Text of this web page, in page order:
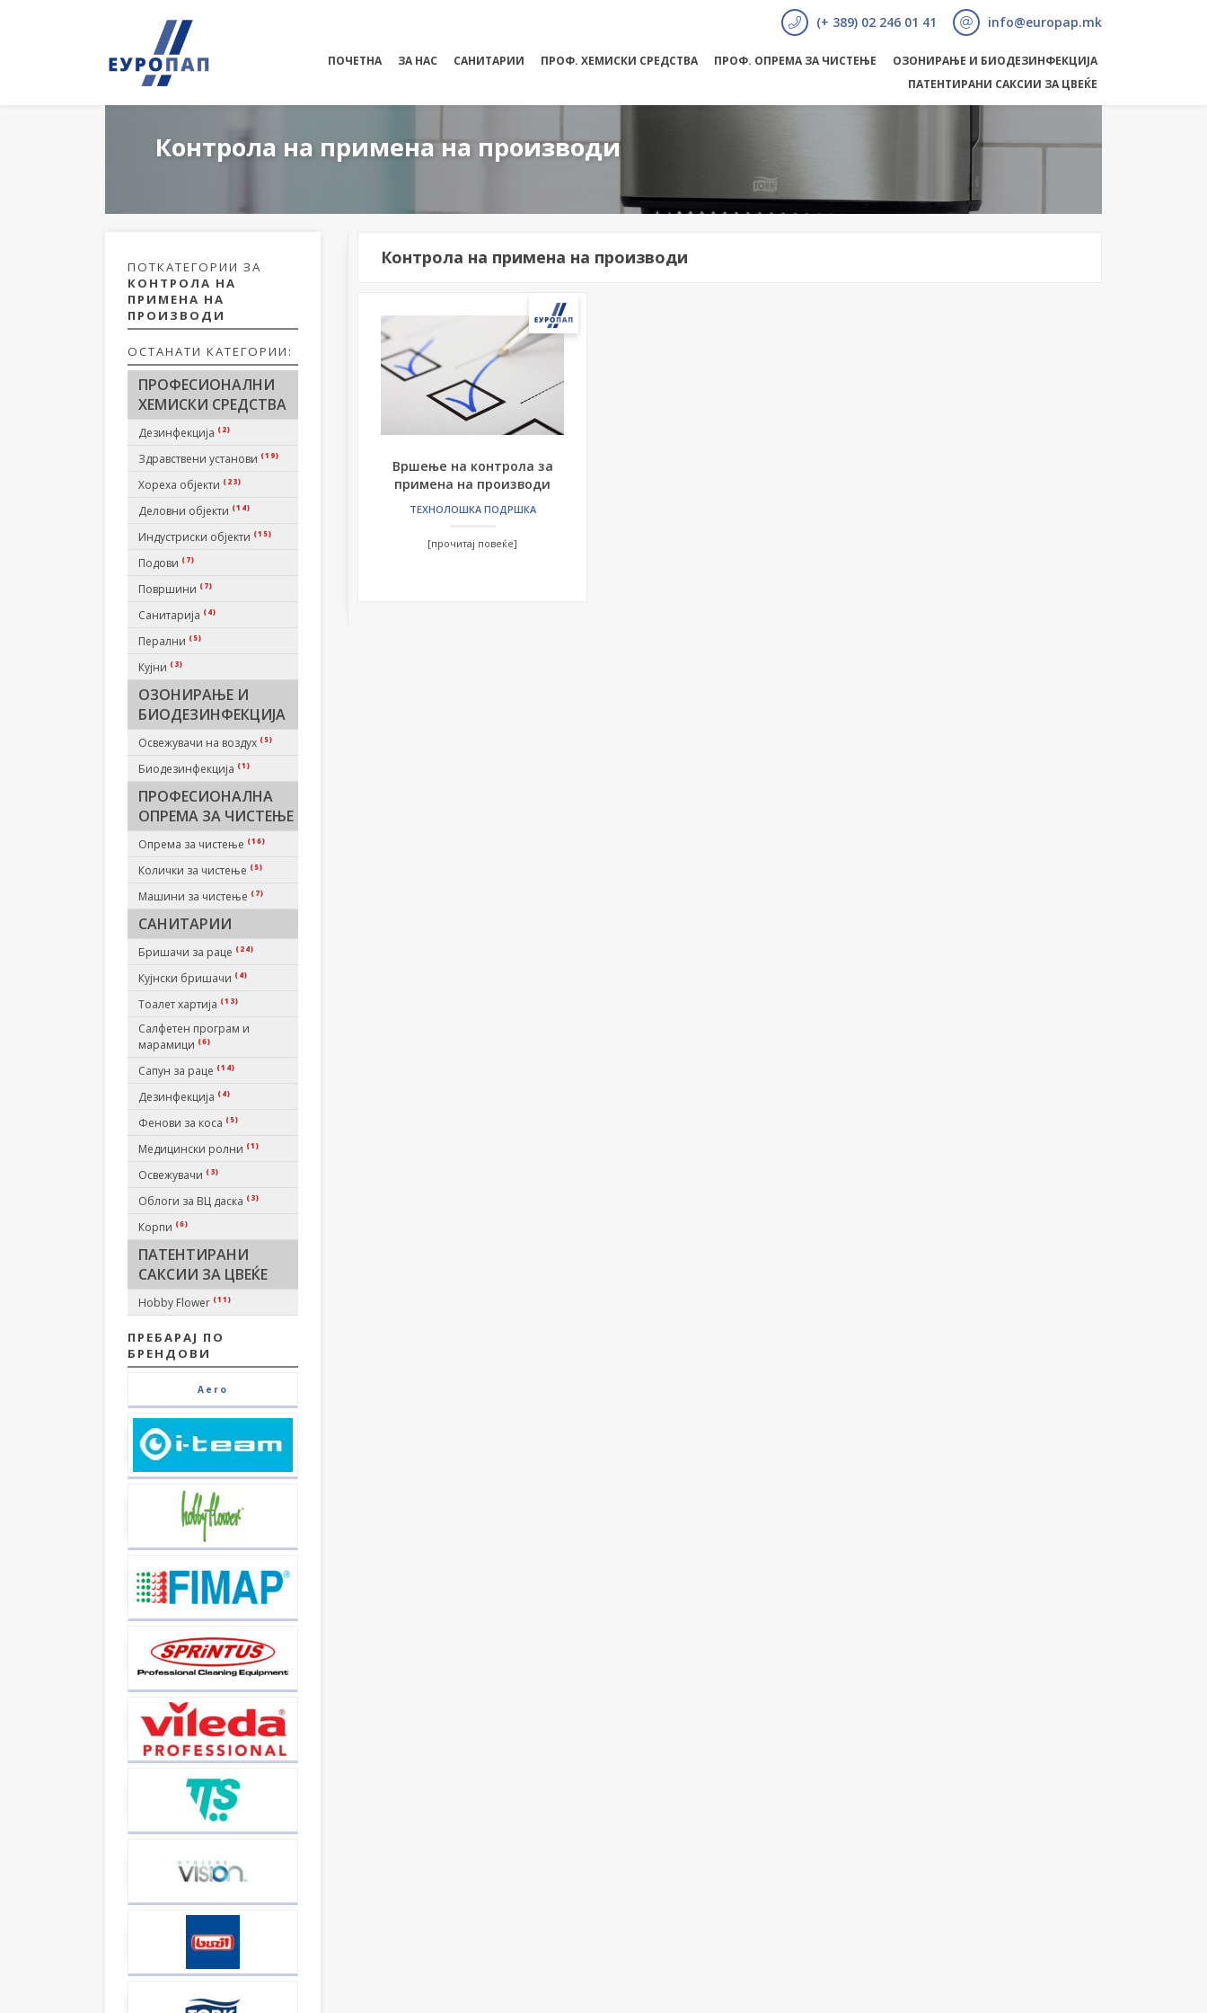
(+ 389) 02 246 01 41 info@europap.mk
ПОЧЕТНА ЗА НАС САНИТАРИИ ПРОФ. ХЕМИСКИ СРЕДСТВА ПРОФ. ОПРЕМА ЗА ЧИСТЕЊЕ
ОЗОНИРАЊЕ И БИОДЕЗИНФЕКЦИЈА
ПАТЕНТИРАНИ САКСИИ ЗА ЦВЕЌЕ
Контрола на примена на производи
ПОТКАТЕГОРИИ ЗА
КОНТРОЛА НА
ПРИМЕНА НА
ПРОИЗВОДИ
ОСТАНАТИ КАТЕГОРИИ:
ПРОФЕСИОНАЛНИ
ХЕМИСКИ СРЕДСТВА
Дезинфекција (2)
Здравствени установи (19)
Хореха објекти (23)
Деловни објекти (14)
Индустриски објекти (15)
Подови (7)
Површини (7)
Санитарија (4)
Перални (5)
Кујни (3)
ОЗОНИРАЊЕ И
БИОДЕЗИНФЕКЦИЈА
Освежувачи на воздух (5)
Биодезинфекција (1)
ПРОФЕСИОНАЛНА
ОПРЕМА ЗА ЧИСТЕЊЕ
Опрема за чистење (16)
Колички за чистење (5)
Машини за чистење (7)
САНИТАРИИ
Бришачи за раце (24)
Кујнски бришачи (4)
Тоалет хартија (13)
Салфетен програм и
марамици (6)
Сапун за раце (14)
Дезинфекција (4)
Фенови за коса (5)
Медицински ролни (1)
Освежувачи (3)
Облоги за ВЦ даска (3)
Корпи (6)
ПАТЕНТИРАНИ
САКСИИ ЗА ЦВЕЌЕ
Hobby Flower (11)
ПРЕБАРАЈ ПО
БРЕНДОВИ
Aero
Контрола на примена на производи
Вршење на контрола за
примена на производи
ТЕХНОЛОШКА ПОДРШКА
[прочитај повеќе]